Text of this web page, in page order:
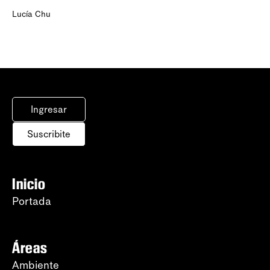
Lucía Chu
Ingresar
Suscribite
Inicio
Portada
Áreas
Ambiente